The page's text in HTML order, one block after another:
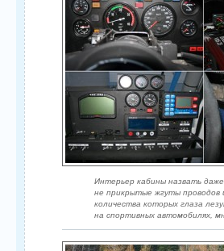
Интерьер кабины назвать
не прикрытые жгуты
количества которых глаза
на спортивных автомобилях,